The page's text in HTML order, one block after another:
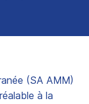
(SA AMM)
à la